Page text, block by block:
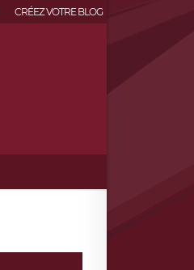
CRÉEZ VOTRE BLOG